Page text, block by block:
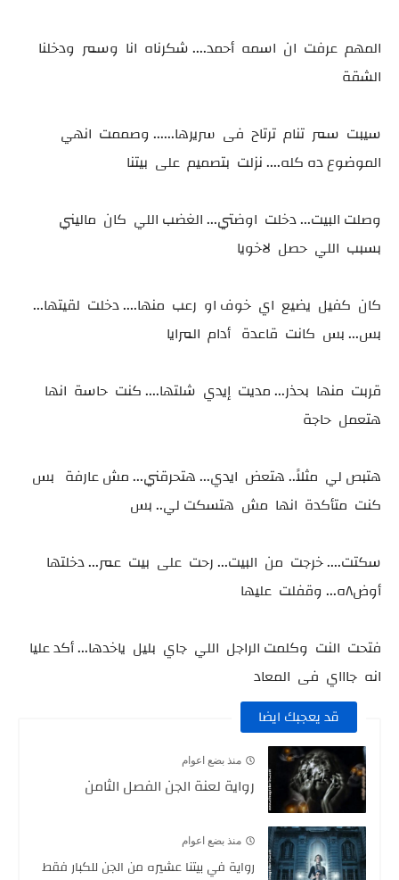
المهم عرفت ان اسمه أحمد.... شكرناه انا وسمر ودخلنا
الشقة
سيبت سمر تنام ترتاح فى سريرها...... وصممت انهي
الموضوع ده كله.... نزلت بتصميم على بيتنا
وصلت البيت... دخلت اوضتي... الغضب اللي كان ماليني
بسبب اللي حصل لاخويا
كان كفيل يضيع اي خوف او رعب منها.... دخلت لقيتها...
بس... بس كانت قاعدة أدام المرايا
قربت منها بحذر... مديت إيدي شلتها.... كنت حاسة انها
هتعمل حاجة
هتبص لي مثلاً.. هتعض ايدي... هتحرقني... مش عارفة بس
كنت متأكدة انها مش هتسكت لي.. بس
سكتت.... خرجت من البيت... رحت على بيت عمر... دخلتها
أوض٨ه... وقفلت عليها
فتحت النت وكلمت الراجل اللي جاي بليل ياخدها... أكد عليا
انه جاااي فى المعاد
قد يعجبك ايضا
منذ بضع اعوام
رواية لعنة الجن الفصل الثامن
منذ بضع اعوام
رواية في بيتنا عشيره من الجن للكبار فقط